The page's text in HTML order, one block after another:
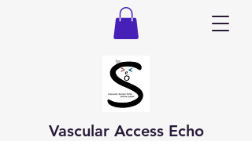
Vascular Access Echo